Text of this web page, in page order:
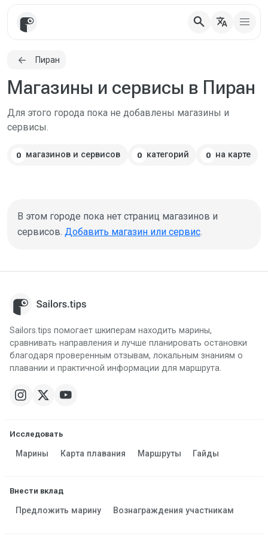
search translate
Пиран
Магазины и сервисы в Пиран
Для этого города пока не добавлены магазины и
сервисы.
0 магазинов и сервисов 0 категорий 0 на карте
В этом городе пока нет страниц магазинов и
сервисов. Добавить магазин или сервис.
Sailors.tips помогает шкиперам находить марины,
сравнивать направления и лучше планировать остановки
благодаря проверенным отзывам, локальным знаниям о
плавании и практичной информации для маршрута.
Исследовать
Марины Карта плавания Маршруты Гайды
Внести вклад
Предложить марину Вознаграждения участникам